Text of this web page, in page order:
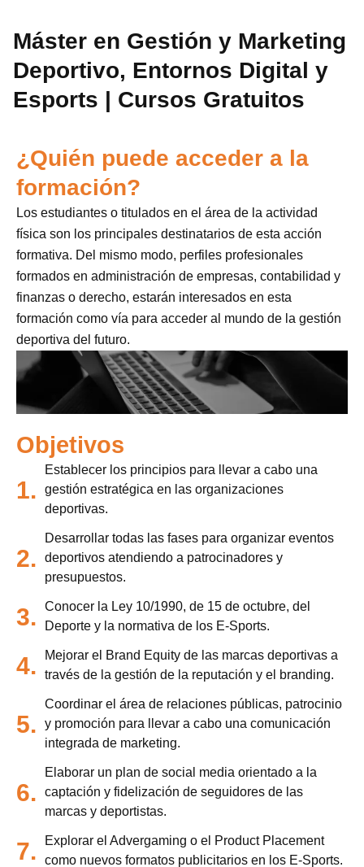
Máster en Gestión y Marketing
Deportivo, Entornos Digital y
Esports | Cursos Gratuitos
¿Quién puede acceder a la
formación?
Los estudiantes o titulados en el área de la actividad
física son los principales destinatarios de esta acción
formativa. Del mismo modo, perfiles profesionales
formados en administración de empresas, contabilidad y
finanzas o derecho, estarán interesados en esta
formación como vía para acceder al mundo de la gestión
deportiva del futuro.
Objetivos
1.
Establecer los principios para llevar a cabo una
gestión estratégica en las organizaciones
deportivas.
2.
Desarrollar todas las fases para organizar eventos
deportivos atendiendo a patrocinadores y
presupuestos.
3.
Conocer la Ley 10/1990, de 15 de octubre, del
Deporte y la normativa de los E-Sports.
4.
Mejorar el Brand Equity de las marcas deportivas a
través de la gestión de la reputación y el branding.
5.
Coordinar el área de relaciones públicas, patrocinio
y promoción para llevar a cabo una comunicación
integrada de marketing.
6.
Elaborar un plan de social media orientado a la
captación y fidelización de seguidores de las
marcas y deportistas.
7.
Explorar el Advergaming o el Product Placement
como nuevos formatos publicitarios en los E-Sports.